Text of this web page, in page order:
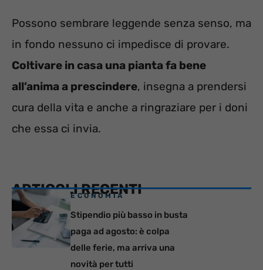
Possono sembrare leggende senza senso, ma
in fondo nessuno ci impedisce di provare.
Coltivare in casa una pianta fa bene
all’anima a prescindere, insegna a prendersi
cura della vita e anche a ringraziare per i doni
che essa ci invia.
ARTICOLI RECENTI
ECONOMIA
Stipendio più basso in busta
paga ad agosto: è colpa
delle ferie, ma arriva una
novità per tutti